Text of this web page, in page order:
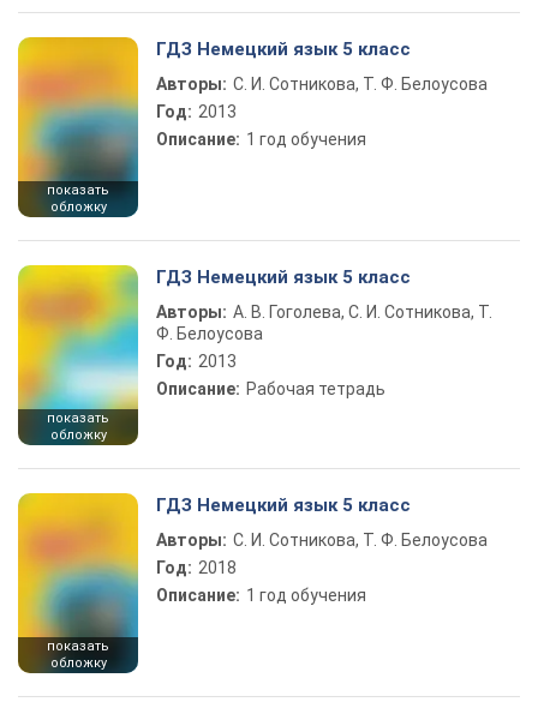
показать
обложку
ГДЗ Немецкий язык 5 класс
Авторы: С. И. Сотникова, Т. Ф. Белоусова
Год: 2013
Описание: 1 год обучения
показать
обложку
ГДЗ Немецкий язык 5 класс
Авторы: А. В. Гоголева, С. И. Сотникова, Т.
Ф. Белоусова
Год: 2013
Описание: Рабочая тетрадь
показать
обложку
ГДЗ Немецкий язык 5 класс
Авторы: С. И. Сотникова, Т. Ф. Белоусова
Год: 2018
Описание: 1 год обучения